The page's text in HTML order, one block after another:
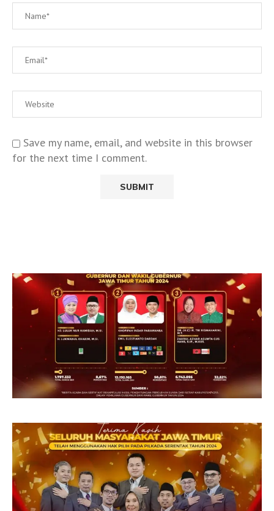
Save my name, email, and website in this browser
for the next time I comment.